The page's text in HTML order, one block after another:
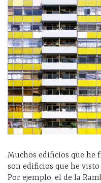
Muchos edificios que he
son edificios que he
Por ejemplo, el de la